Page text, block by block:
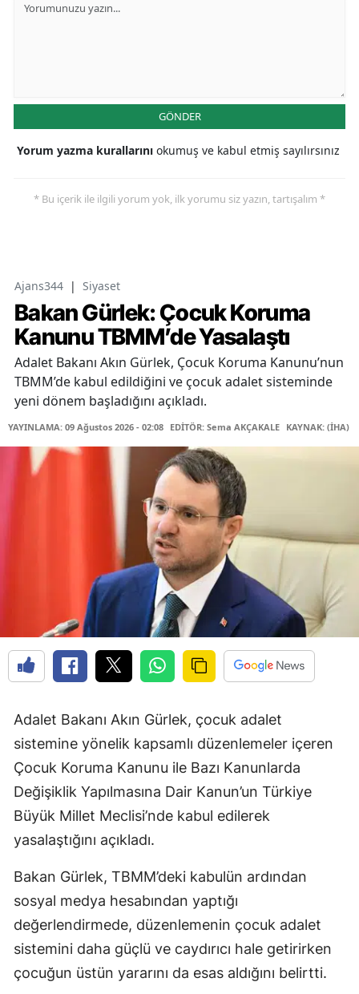
GÖNDER
Yorum yazma kurallarını okumuş ve kabul etmiş sayılırsınız
* Bu içerik ile ilgili yorum yok, ilk yorumu siz yazın, tartışalım *
Ajans344 | Siyaset
Bakan Gürlek: Çocuk Koruma
Kanunu TBMM’de Yasalaştı
Adalet Bakanı Akın Gürlek, Çocuk Koruma Kanunu’nun
TBMM’de kabul edildiğini ve çocuk adalet sisteminde
yeni dönem başladığını açıkladı.
YAYINLAMA: 09 Ağustos 2026 - 02:08 EDİTÖR: Sema AKÇAKALE KAYNAK: (İHA)
Adalet Bakanı Akın Gürlek, çocuk adalet
sistemine yönelik kapsamlı düzenlemeler içeren
Çocuk Koruma Kanunu ile Bazı Kanunlarda
Değişiklik Yapılmasına Dair Kanun’un Türkiye
Büyük Millet Meclisi’nde kabul edilerek
yasalaştığını açıkladı.
Bakan Gürlek, TBMM’deki kabulün ardından
sosyal medya hesabından yaptığı
değerlendirmede, düzenlemenin çocuk adalet
sistemini daha güçlü ve caydırıcı hale getirirken
çocuğun üstün yararını da esas aldığını belirtti.